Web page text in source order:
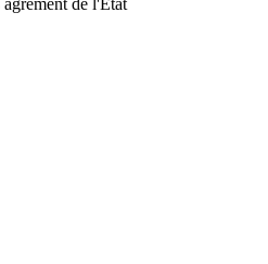
de l'Etat